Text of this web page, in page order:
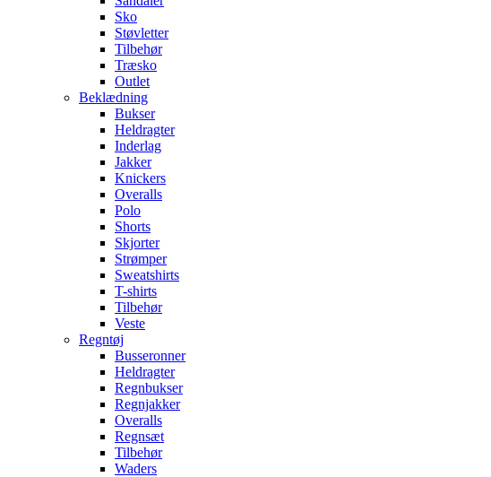
Sko
Støvletter
Tilbehør
Træsko
Outlet
Beklædning
Bukser
Heldragter
Inderlag
Jakker
Knickers
Overalls
Polo
Shorts
Skjorter
Strømper
Sweatshirts
T-shirts
Tilbehør
Veste
Regntøj
Busseronner
Heldragter
Regnbukser
Regnjakker
Overalls
Regnsæt
Tilbehør
Waders